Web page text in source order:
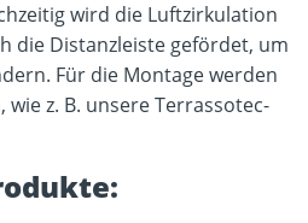
wird die Luftzirkulation
die Distanzleiste gefördet, um
Für die Montage werden
z. B. unsere Terrassotec-